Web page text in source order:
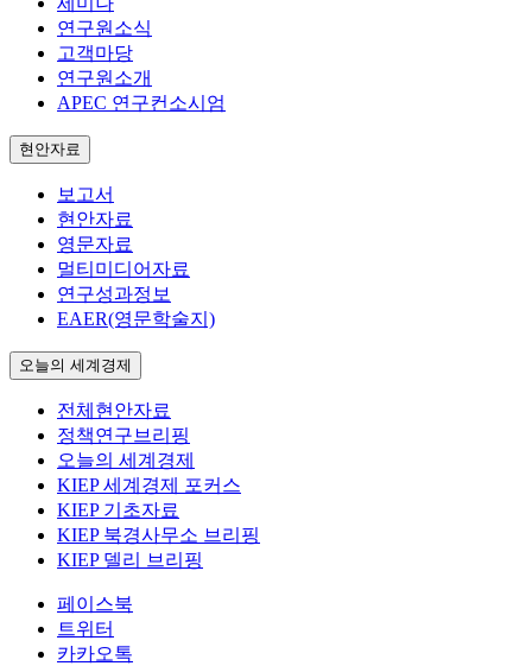
연구원소식
고객마당
연구원소개
APEC 연구컨소시엄
현안자료
보고서
현안자료
영문자료
멀티미디어자료
연구성과정보
EAER(영문학술지)
오늘의 세계경제
전체현안자료
정책연구브리핑
오늘의 세계경제
KIEP 세계경제 포커스
KIEP 기초자료
KIEP 북경사무소 브리핑
KIEP 델리 브리핑
페이스북
트위터
카카오톡